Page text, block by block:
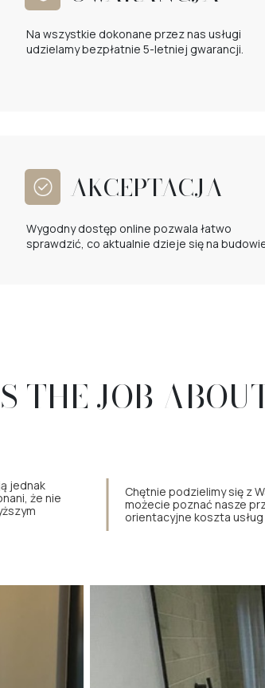
Na wszystkie dokonane przez nas usługi
udzielamy bezpłatnie 5-letniej gwarancji.
AKCEPTACJA
Wygodny dostęp online pozwala łatwo
sprawdzić, co aktualnie dzieje się na
THE JOB
jednak
że nie
Chętnie podzielimy się z
możecie poznać nasze
orientacyjne koszta